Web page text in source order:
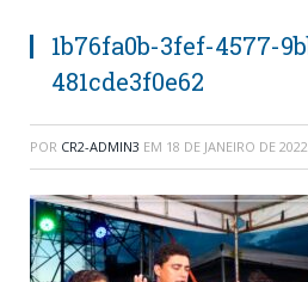
1b76fa0b-3fef-4577-
481cde3f0e62
POR CR2-ADMIN3 EM 18 DE JANEIRO DE 2022